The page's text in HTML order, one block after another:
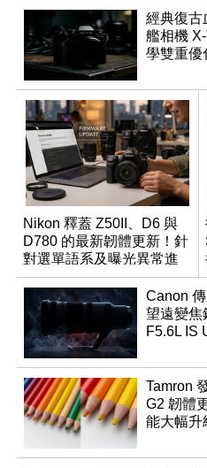
經典復古
艦相機
學雙重優
Nikon 釋蓋 Z50II、D6 與
D780 的最新韌體更新！針
對選單語系及曝光異常進
行修復
Canon
望遠變焦
F5.6L IS
Tamron
G2 韌體
能大幅升